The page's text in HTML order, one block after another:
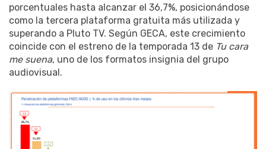
porcentuales hasta alcanzar el 36,7%, posicionándose
como la tercera plataforma gratuita más utilizada y
superando a Pluto TV. Según GECA, este crecimiento
coincide con el estreno de la temporada 13 de Tu cara
me suena, uno de los formatos insignia del grupo
audiovisual.